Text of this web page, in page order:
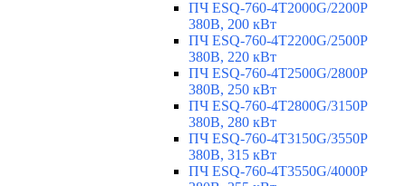
ПЧ ESQ-760-4T2000G/2200P
380В, 200 кВт
ПЧ ESQ-760-4T2200G/2500P
380В, 220 кВт
ПЧ ESQ-760-4T2500G/2800P
380В, 250 кВт
ПЧ ESQ-760-4T2800G/3150P
380В, 280 кВт
ПЧ ESQ-760-4T3150G/3550P
380В, 315 кВт
ПЧ ESQ-760-4T3550G/4000P